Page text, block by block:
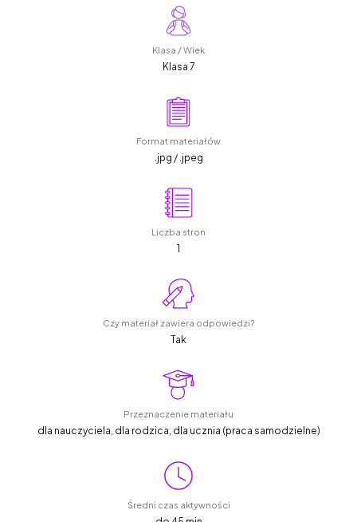
Klasa / Wiek
Klasa 7
Format materiałów
.jpg / .jpeg
Liczba stron
1
Czy materiał zawiera odpowiedzi?
Tak
Przeznaczenie materiału
dla nauczyciela, dla rodzica, dla ucznia (praca samodzielne)
Średni czas aktywności